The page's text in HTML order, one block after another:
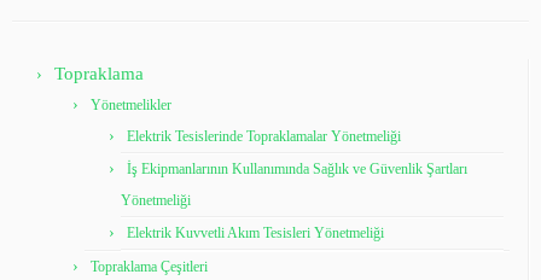
Topraklama
Yönetmelikler
Elektrik Tesislerinde Topraklamalar Yönetmeliği
İş Ekipmanlarının Kullanımında Sağlık ve Güvenlik Şartları
Yönetmeliği
Elektrik Kuvvetli Akım Tesisleri Yönetmeliği
Topraklama Çeşitleri